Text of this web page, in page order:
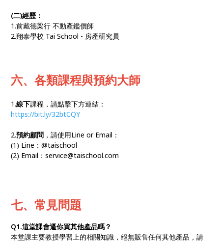
(二)經歷：
1.前戴德梁行 不動產鑑價師
2.翔泰學校 Tai School - 房產研究員
六、各類課程與預約大師
1.線下課程，請點擊下方連結：
https://bit.ly/32btCQY
2.預約顧問 ，請使用Line or Email：
(1) Line：@taischool
(2) Email：service@taischool.com
七、常見問題
Q1.這堂課會逼你買其他產品嗎？
本堂課主要教授學習上的相關知識，絕無販售任何其他產品，請